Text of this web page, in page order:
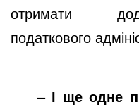
отримати
податкового
– І ще одне